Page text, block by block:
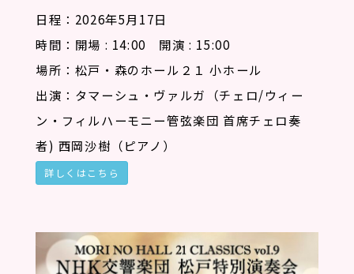
日程：2026年5月17日
時間：開場 : 14:00 開演 : 15:00
場所：松戸・森のホール２１ 小ホール
出演：タマーシュ・ヴァルガ（チェロ/ウィー
ン・フィルハーモニー管弦楽団 首席チェロ奏
者) 西岡沙樹（ピアノ）
詳しくはこちら